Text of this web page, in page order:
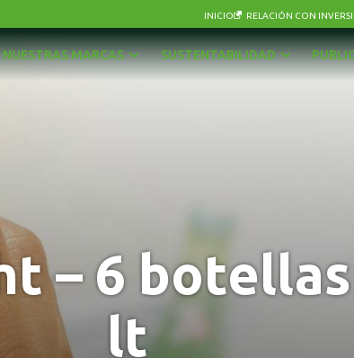
INICIO RELACIÓN CON
NUESTRAS MARCAS
Y DEPORTIVAS
NÉCTARES Y BEBIDAS EN POLVO
SUSTENTABILIDAD
– 6
lt